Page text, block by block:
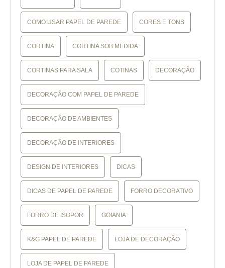
COMO USAR PAPEL DE PAREDE CORES E TONS
CORTINA CORTINA SOB MEDIDA
CORTINAS PARA SALA COTINAS DECORAÇÃO
DECORAÇÃO COM PAPEL DE PAREDE
DECORAÇÃO DE AMBIENTES
DECORAÇÃO DE INTERIORES
DESIGN DE INTERIORES DICAS
DICAS DE PAPEL DE PAREDE FORRO DECORATIVO
FORRO DE ISOPOR GOIANIA
K&G PAPEL DE PAREDE LOJA DE DECORAÇÃO
LOJA DE PAPEL DE PAREDE